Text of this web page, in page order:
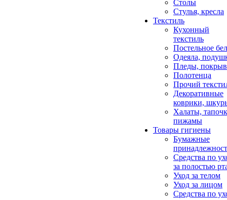
Столы
Стулья, кресла
Текстиль
Кухонный
текстиль
Постельное
Одеяла,
Пледы,
Полотенца
Прочий
Декоративные
коврики,
Халаты,
пижамы
Товары гигиены
Бумажные
Средства по
за полостью
Уход за телом
Уход за лицом
Средства по